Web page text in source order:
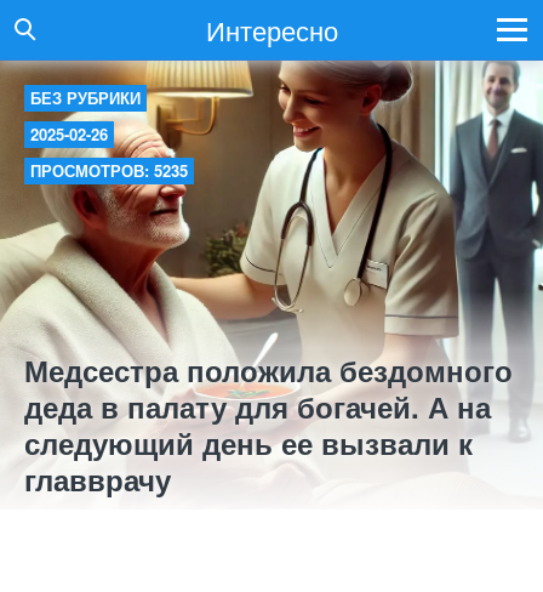
Интересно
БЕЗ РУБРИКИ
2025-02-26
ПРОСМОТРОВ: 5235
Медсестра положила бездомного
деда в палату для богачей. А на
следующий день ее вызвали к
главврачу